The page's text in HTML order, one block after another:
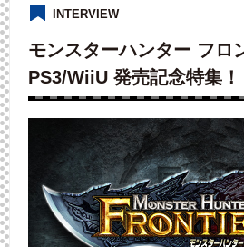
INTERVIEW
モンスターハンター フロ
PS3/WiiU 発売記念特集！